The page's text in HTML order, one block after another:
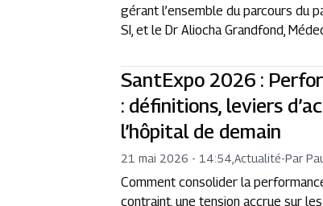
gérant l’ensemble du parcours du
SI, et le Dr Aliocha Grandfond,
SantExpo 2026 :
: définitions, leviers
l’hôpital de demain
21 mai 2026 - 14:54 ,Actualité-Par
Comment consolider la
contraint, une tension accrue sur